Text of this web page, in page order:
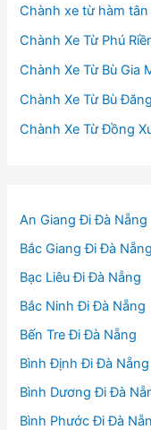
Chành xe từ hàm
Chành Xe Từ Phú
Chành Xe Từ Bù Gia
Chành Xe Từ Bù
Chành Xe Từ Đồng
An Giang Đi Đà Nẵng
Bắc Giang Đi Đà Nẵng
Bạc Liêu Đi Đà Nẵng
Bắc Ninh Đi Đà Nẵng
Bến Tre Đi Đà Nẵng
Bình Định Đi Đà Nẵng
Bình Dương Đi Đà
Bình Phước Đi Đà